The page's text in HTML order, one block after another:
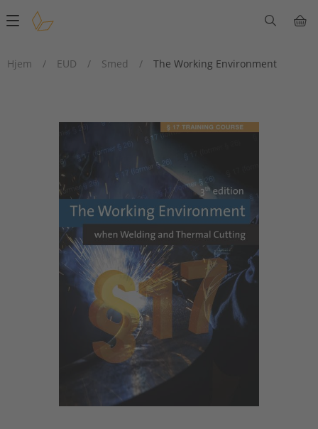
Main
Hjem
/ EUD / Smed / The Working Environment